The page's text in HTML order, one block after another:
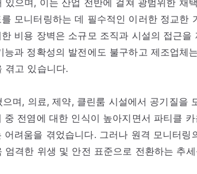
모니터링하는 데 필수적인 이러한 정교한
비용 장벽은 소규모 조직과 시설의 접근을
과 정확성의 발전에도 불구하고 제조업체
겪고 있습니다.
며, 의료, 제약, 클린룸 시설에서 공기질을
전염에 대한 인식이 높아지면서 파티클 카
려움을 겪었습니다. 그러나 원격 모니터링
격한 위생 및 안전 표준으로 전환하는 추세